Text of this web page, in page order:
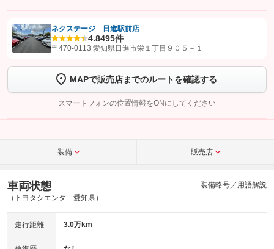
【STEP1】認証画面でグーネットを友だち追加してから「許可する」ボタンを押
トーク画面で
ボタンをタップして問い合わせを
完了してください。
こちら
ネクステージ 日進駅前店
4.8495件
〒470-0113 愛知県日進市栄１丁目９０５－１
MAPで販売店までのルートを確認する
スマートフォンの位置情報をONにしてください
装備 販売店
車両状態
（トヨタシエンタ 愛知県）
装備略号／用語解説
走行距離 3.0万km